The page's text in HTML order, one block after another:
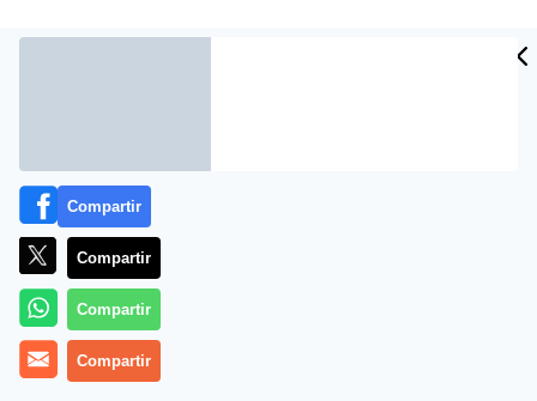
Más información
Compartir
Compartir
Compartir
Compartir